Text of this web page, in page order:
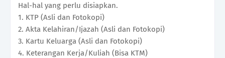
Hal-hal yang perlu disiapkan.
1. KTP (Asli dan Fotokopi)
2. Akta Kelahiran/Ijazah (Asli dan Fotokopi)
3. Kartu Keluarga (Asli dan Fotokopi)
4. Keterangan Kerja/Kuliah (Bisa KTM)